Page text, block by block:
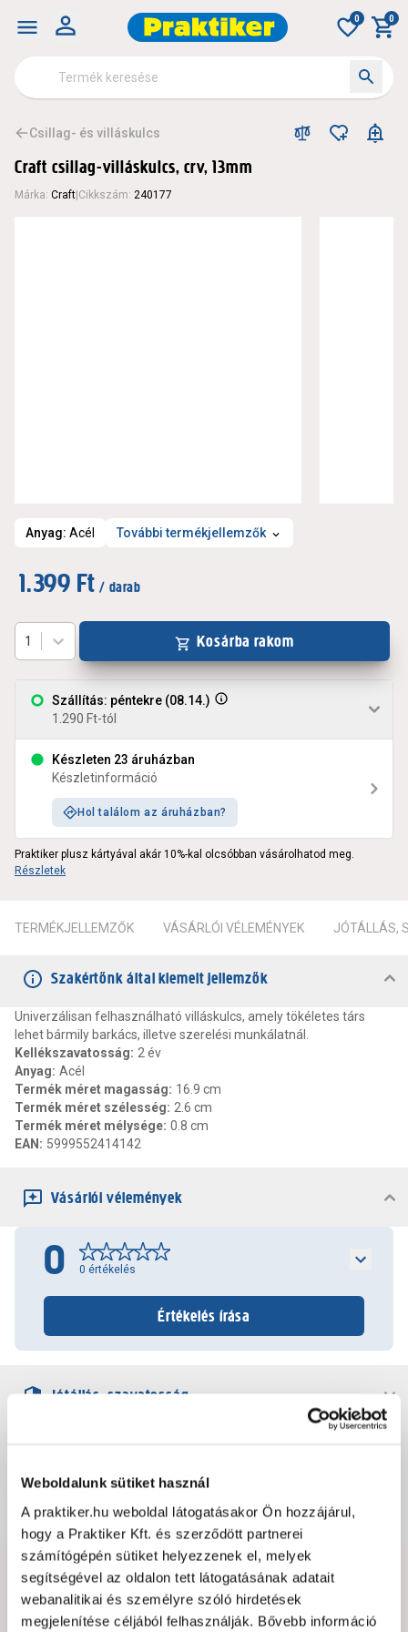
Weboldalunk sütiket használ
A praktiker.hu weboldal látogatásakor Ön hozzájárul,
hogy a Praktiker Kft. és szerződött partnerei
számítógépén sütiket helyezzenek el, melyek
segítségével az oldalon tett látogatásának adatait
webanalitikai és személyre szóló hirdetések
megjelenítése céljából felhasználják. Bővebb információ
0 0
Csillag- és villáskulcs
Craft csillag-villáskulcs, crv, 13mm
Márka: Craft Cikkszám: 240177
Anyag: Acél További termékjellemzők
1.399 Ft / darab
Szállítás: péntekre (08.14.)
1.290 Ft-tól
Készleten 23 áruházban
Készletinformáció
Hol találom az áruházban?
1 Kosárba rakom
Praktiker plusz kártyával akár 10%-kal olcsóbban vásárolhatod meg.
Részletek
TERMÉKJELLEMZŐK VÁSÁRLÓI VÉLEMÉNYEK JÓTÁLLÁS,
Szakértőnk által kiemelt jellemzők
Univerzálisan felhasználható villáskulcs, amely tökéletes társ
lehet bármily barkács, illetve szerelési munkálatnál.
Kellékszavatosság: 2 év
Anyag: Acél
Termék méret magasság: 16.9 cm
Termék méret szélesség: 2.6 cm
Termék méret mélysége: 0.8 cm
EAN : 5999552414142
Vásárlói vélemények
0 0 értékelés
Értékelés írása
Jótállás, szavatosság
Dokumentumok, felelős személy
Hibát találtál az oldalon vagy a termék leírásában?
Kérjük jelezd nekünk!